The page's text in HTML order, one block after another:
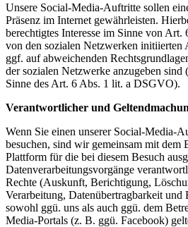
Unsere Social-Media-Auftritte sollen
Präsenz im Internet gewährleisten.
berechtigtes Interesse im Sinne von
von den sozialen Netzwerken initiierten
ggf. auf abweichenden
der sozialen Netzwerke anzugeben
Sinne des Art. 6 Abs. 1 lit. a DSGVO).
Verantwortlicher und
Wenn Sie einen unserer Social-Media-
besuchen, sind wir gemeinsam mit dem
Plattform für die bei diesem Besuch
Datenverarbeitungsvorgänge
Rechte (Auskunft, Berichtigung,
Verarbeitung, Datenübertragbarkeit und
sowohl ggü. uns als auch ggü. dem
Media-Portals (z. B. ggü. Facebook)